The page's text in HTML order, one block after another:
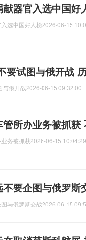
献器官入选中国好
选中国好人榜2026-06-15
要试图与俄开战
与俄开战2026-06-15 09:32:00
管所办业务被抓获
务被抓获2026-06-15 10:04:29
要企图与俄罗斯
与俄罗斯交战2026-06-15